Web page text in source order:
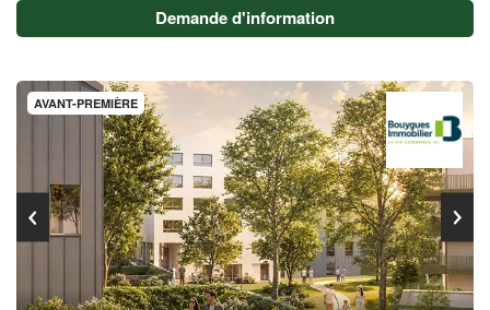
Demande d'information
AVANT-PREMIÈRE